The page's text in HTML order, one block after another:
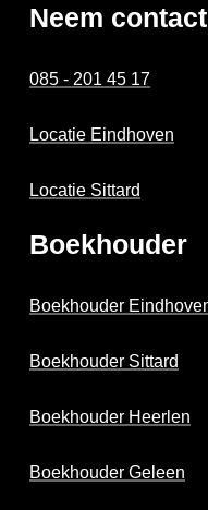
Neem
085 - 201 45 17
Locatie Eindhoven
Locatie Sittard
Boekhouder
Boekhouder
Boekhouder Sittard
Boekhouder Heerlen
Boekhouder Geleen